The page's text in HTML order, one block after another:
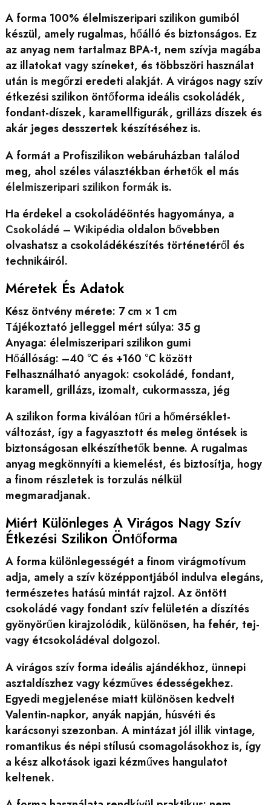
A forma 100% élelmiszeripari szilikon gumiból
készül, amely rugalmas, hőálló és biztonságos. Ez
az anyag nem tartalmaz BPA-t, nem szívja magába
az illatokat vagy színeket, és többszöri használat
után is megőrzi eredeti alakját. A virágos nagy szív
étkezési szilikon öntőforma ideális csokoládék,
fondant-díszek, karamellfigurák, grillázs díszek és
akár jeges desszertek készítéséhez is.
A formát a Profiszilikon webáruházban találod
meg, ahol széles választékban érhetők el más
élelmiszeripari szilikon formákis.
Ha érdekel a csokoládéöntés hagyománya, a
Csokoládé – Wikipédia oldalon bővebben
olvashatsz a csokoládékészítés történetéről és
technikáiról.
Méretek És Adatok
Kész öntvény mérete: 7 cm × 1 cm
Tájékoztató jelleggel mért súlya: 35 g
Anyaga: élelmiszeripari szilikon gumi
Hőállóság: –40 °C és +160 °C között
Felhasználható anyagok: csokoládé, fondant,
karamell, grillázs, izomalt, cukormassza, jég
A szilikon forma kiválóan tűri a hőmérséklet-
változást, így a fagyasztott és meleg öntések is
biztonságosan elkészíthetők benne. A rugalmas
anyag megkönnyíti a kiemelést, és biztosítja, hogy
a finom részletek is torzulás nélkül
megmaradjanak.
Miért Különleges A Virágos Nagy Szív
Étkezési Szilikon Öntőforma
A forma különlegességét a finom virágmotívum
adja, amely a szív középpontjából indulva elegáns,
természetes hatású mintát rajzol. Az öntött
csokoládé vagy fondant szív felületén a díszítés
gyönyörűen kirajzolódik, különösen, ha fehér, tej-
vagy étcsokoládéval dolgozol.
A virágos szív forma ideális ajándékhoz, ünnepi
asztaldíszhez vagy kézműves édességekhez.
Egyedi megjelenése miatt különösen kedvelt
Valentin-napkor, anyák napján, húsvéti és
karácsonyi szezonban. A mintázat jól illik vintage,
romantikus és népi stílusú csomagolásokhoz is, így
a kész alkotások igazi kézműves hangulatot
keltenek.